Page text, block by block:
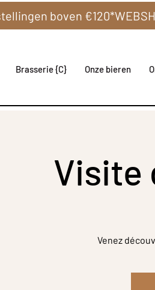
Brasserie {C} Onze bieren
Visite
Venez